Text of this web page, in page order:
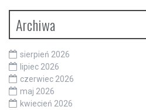
Archiwa
sierpień 2026
lipiec 2026
czerwiec 2026
maj 2026
kwiecień 2026